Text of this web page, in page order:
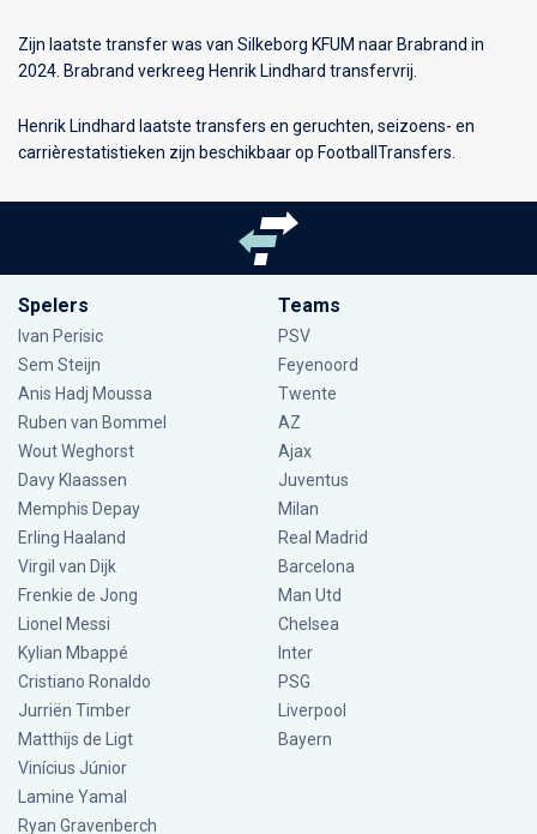
Zijn laatste transfer was van Silkeborg KFUM naar Brabrand in
2024. Brabrand verkreeg Henrik Lindhard transfervrij.
Henrik Lindhard laatste transfers en geruchten, seizoens- en
carrièrestatistieken zijn beschikbaar op FootballTransfers.
Spelers
Ivan Perisic
Sem Steijn
Anis Hadj Moussa
Ruben van Bommel
Wout Weghorst
Davy Klaassen
Memphis Depay
Erling Haaland
Virgil van Dijk
Frenkie de Jong
Lionel Messi
Kylian Mbappé
Cristiano Ronaldo
Jurriën Timber
Matthijs de Ligt
Vinícius Júnior
Lamine Yamal
Ryan Gravenberch
Teams
PSV
Feyenoord
Twente
AZ
Ajax
Juventus
Milan
Real Madrid
Barcelona
Man Utd
Chelsea
Inter
PSG
Liverpool
Bayern